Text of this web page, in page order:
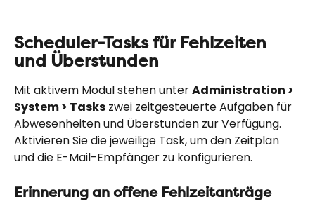
Scheduler-Tasks für Fehlzeiten
und Überstunden
Mit aktivem Modul stehen unter Administration >
System > Tasks zwei zeitgesteuerte Aufgaben für
Abwesenheiten und Überstunden zur Verfügung.
Aktivieren Sie die jeweilige Task, um den Zeitplan
und die E-Mail-Empfänger zu konfigurieren.
Erinnerung an offene Fehlzeitanträge